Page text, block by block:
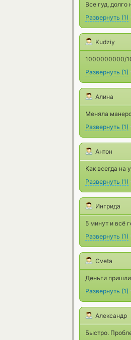
Все гуд,
Развернуть (1)
Kudziy
1000000000/
Развернуть (1)
Алина
Меняла
Развернуть (1)
Антон
Как всегда на
Развернуть (1)
Ингрида
5 минут и всё
Развернуть (1)
Cveta
Деньги
Развернуть (1)
Александр
Быстро.